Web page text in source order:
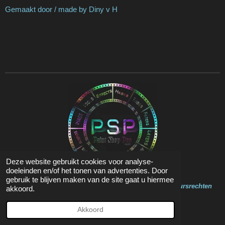
Deze website gebruikt cookies voor analyse-
doeleinden en/of het tonen van advertenties. Door
gebruik te blijven maken van de site gaat u hiermee
akkoord.
Akkoord
Gemaakt door / made by Diny v H
Op de inhoud van deze website zit Copyright en Auteursrechten